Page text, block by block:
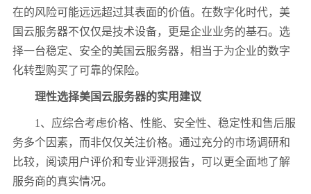
在的风险可能远远超过其表面的价值。在数字化时代，美
国云服务器不仅仅是技术设备，更是企业业务的基石。选
择一台稳定、安全的美国云服务器，相当于为企业的数字
化转型购买了可靠的保险。
理性选择美国云服务器的实用建议
1 、应综合考虑价格、性能、安全性、稳定性和售后服
务多个因素，而非仅仅关注价格。通过充分的市场调研和
比较，阅读用户评价和专业评测报告，可以更全面地了解
服务商的真实情况。